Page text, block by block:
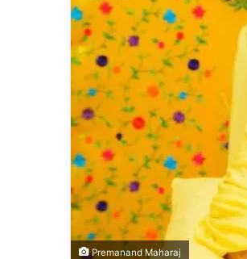
Premanand Maharaj